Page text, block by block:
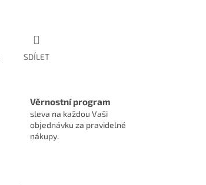
SDÍLET
Věrnostní program
sleva na každou Vaši
objednávku za pravidelné
nákupy.